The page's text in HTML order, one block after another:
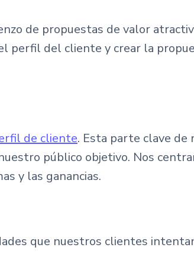
de propuestas de valor
perfil del cliente y crear la
de cliente. Esta parte clave de
público objetivo. Nos
y las ganancias.
que nuestros clientes